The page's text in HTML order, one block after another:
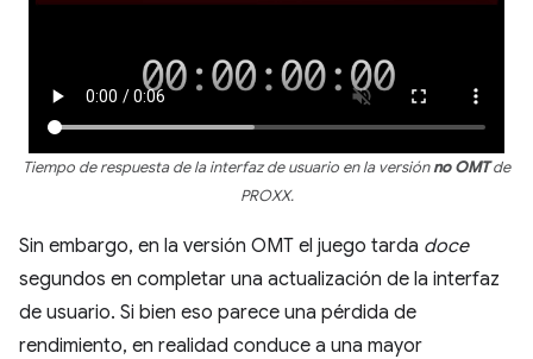
Tiempo de respuesta de la interfaz de usuario en la versiónno OMTde
PROXX.
Sin embargo, en la versión OMT el juego tarda doce
segundos en completar una actualización de la interfaz
de usuario. Si bien eso parece una pérdida de
rendimiento, en realidad conduce a una mayor